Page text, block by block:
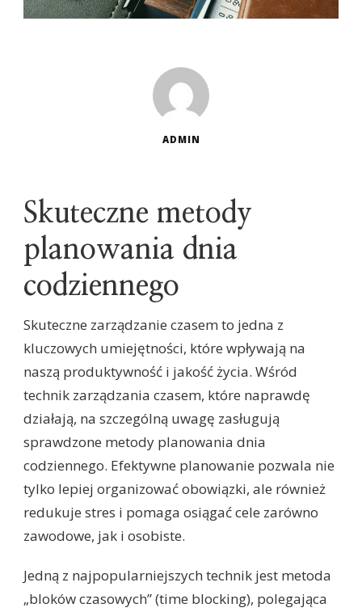
ADMIN
Skuteczne metody
planowania dnia
codziennego
Skuteczne zarządzanie czasem to jedna z
kluczowych umiejętności, które wpływają na
naszą produktywność i jakość życia. Wśród
technik zarządzania czasem, które naprawdę
działają, na szczególną uwagę zasługują
sprawdzone metody planowania dnia
codziennego. Efektywne planowanie pozwala nie
tylko lepiej organizować obowiązki, ale również
redukuje stres i pomaga osiągać cele zarówno
zawodowe, jak i osobiste.
Jedną z najpopularniejszych technik jest metoda
„bloków czasowych” (time blocking), polegająca